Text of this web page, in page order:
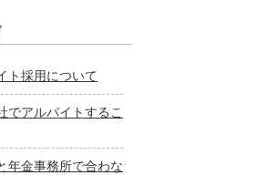
ト採用について
でアルバイトするこ
年金事務所で合わな